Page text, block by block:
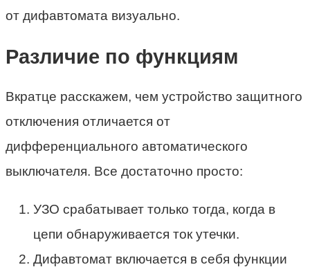
от дифавтомата визуально.
Различие по функциям
Вкратце расскажем, чем устройство защитного
отключения отличается от
дифференциального автоматического
выключателя. Все достаточно просто:
УЗО срабатывает только тогда, когда в
цепи обнаруживается ток утечки.
Дифавтомат включается в себя функции